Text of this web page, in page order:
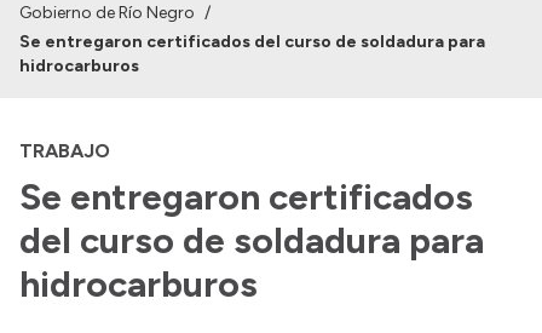
Autoridades
Autoridades y Organismos
Discursos en la Legislatura
Casa de Gobierno
Acerca de Río Negro
Gobierno de Río Negro /
Se entregaron certificados del curso de soldadura para
hidrocarburos
TRABAJO
Se entregaron certificados
del curso de soldadura para
hidrocarburos